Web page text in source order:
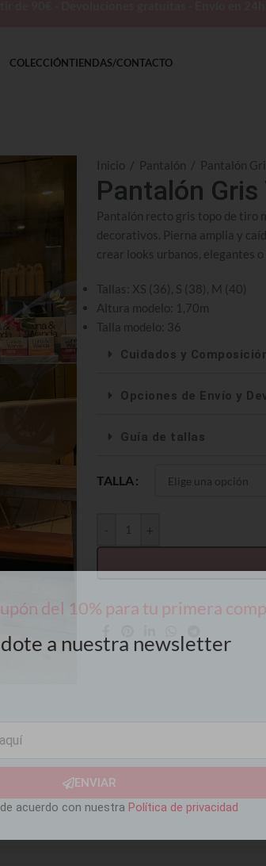
COLECCIÓNTIENDAS/CONTACTO
Inicio / Pantalón / Pantalón
Pantalón Gris
Pantalón recto gris topo de tiro
decorativos. Pierna amplia y
crear looks urbanos, elegantes o
Tallas: XS (36), S (38), M (40)
Altura modelo: 1,70m
Talla modelo: 36
Cuidados y
Opciones de Envío y
Guía de tallas
TALLA
+
del 10% para tu primera
a nuestra newsletter
ENVIAR
acuerdo con nuestra Política de privacidad